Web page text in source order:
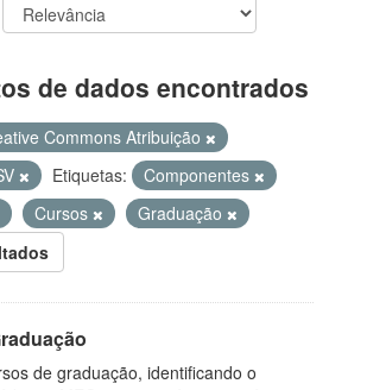
de dados encontrados
Commons Atribuição
Etiquetas:
Componentes
Cursos
Graduação
de graduação, identificando o